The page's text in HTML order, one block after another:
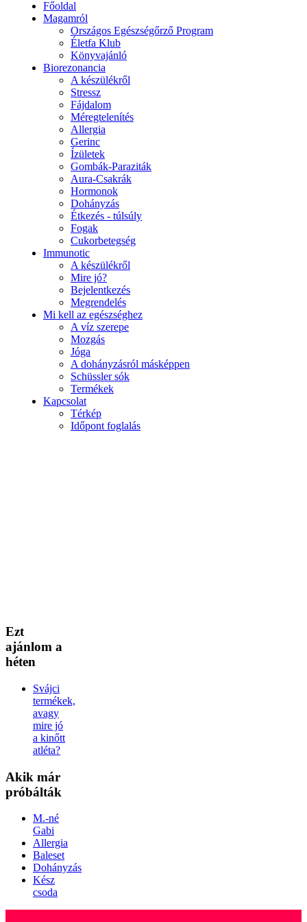
Főoldal
Magamról
Országos Egészségőrző Program
Életfa Klub
Könyvajánló
Biorezonancia
A készülékről
Stressz
Fájdalom
Méregtelenítés
Allergia
Gerinc
Ízületek
Gombák-Paraziták
Aura-Csakrák
Hormonok
Dohányzás
Étkezés - túlsúly
Fogak
Cukorbetegség
Immunotic
A készülékről
Mire jó?
Bejelentkezés
Megrendelés
Mi kell az egészséghez
A víz szerepe
Mozgás
Jóga
A dohányzásról másképpen
Schüssler sók
Termékek
Kapcsolat
Térkép
Időpont foglalás
Ezt
ajánlom a
héten
Svájci
termékek,
avagy
mire jó
a kinőtt
atléta?
Akik már
próbálták
M.-né
Gabi
Allergia
Baleset
Dohányzás
Kész
csoda